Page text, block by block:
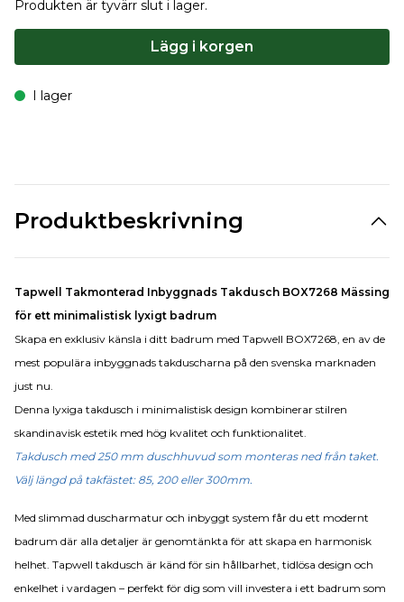
Produkten är tyvärr slut i lager.
Lägg i korgen
I lager
Produktbeskrivning
Tapwell Takmonterad Inbyggnads Takdusch BOX7268 Mässing
för ett minimalistisk lyxigt badrum
Skapa en exklusiv känsla i ditt badrum med Tapwell BOX7268, en av de
mest populära inbyggnads takduscharna på den svenska marknaden
just nu.
Denna lyxiga takdusch i minimalistisk design kombinerar stilren
skandinavisk estetik med hög kvalitet och funktionalitet.
Takdusch med 250 mm duschhuvud som monteras ned från taket.
Välj längd på takfästet: 85, 200 eller 300mm.
Med slimmad duscharmatur och inbyggt system får du ett modernt
badrum där alla detaljer är genomtänkta för att skapa en harmonisk
helhet. Tapwell takdusch är känd för sin hållbarhet, tidlösa design och
enkelhet i vardagen – perfekt för dig som vill investera i ett badrum som